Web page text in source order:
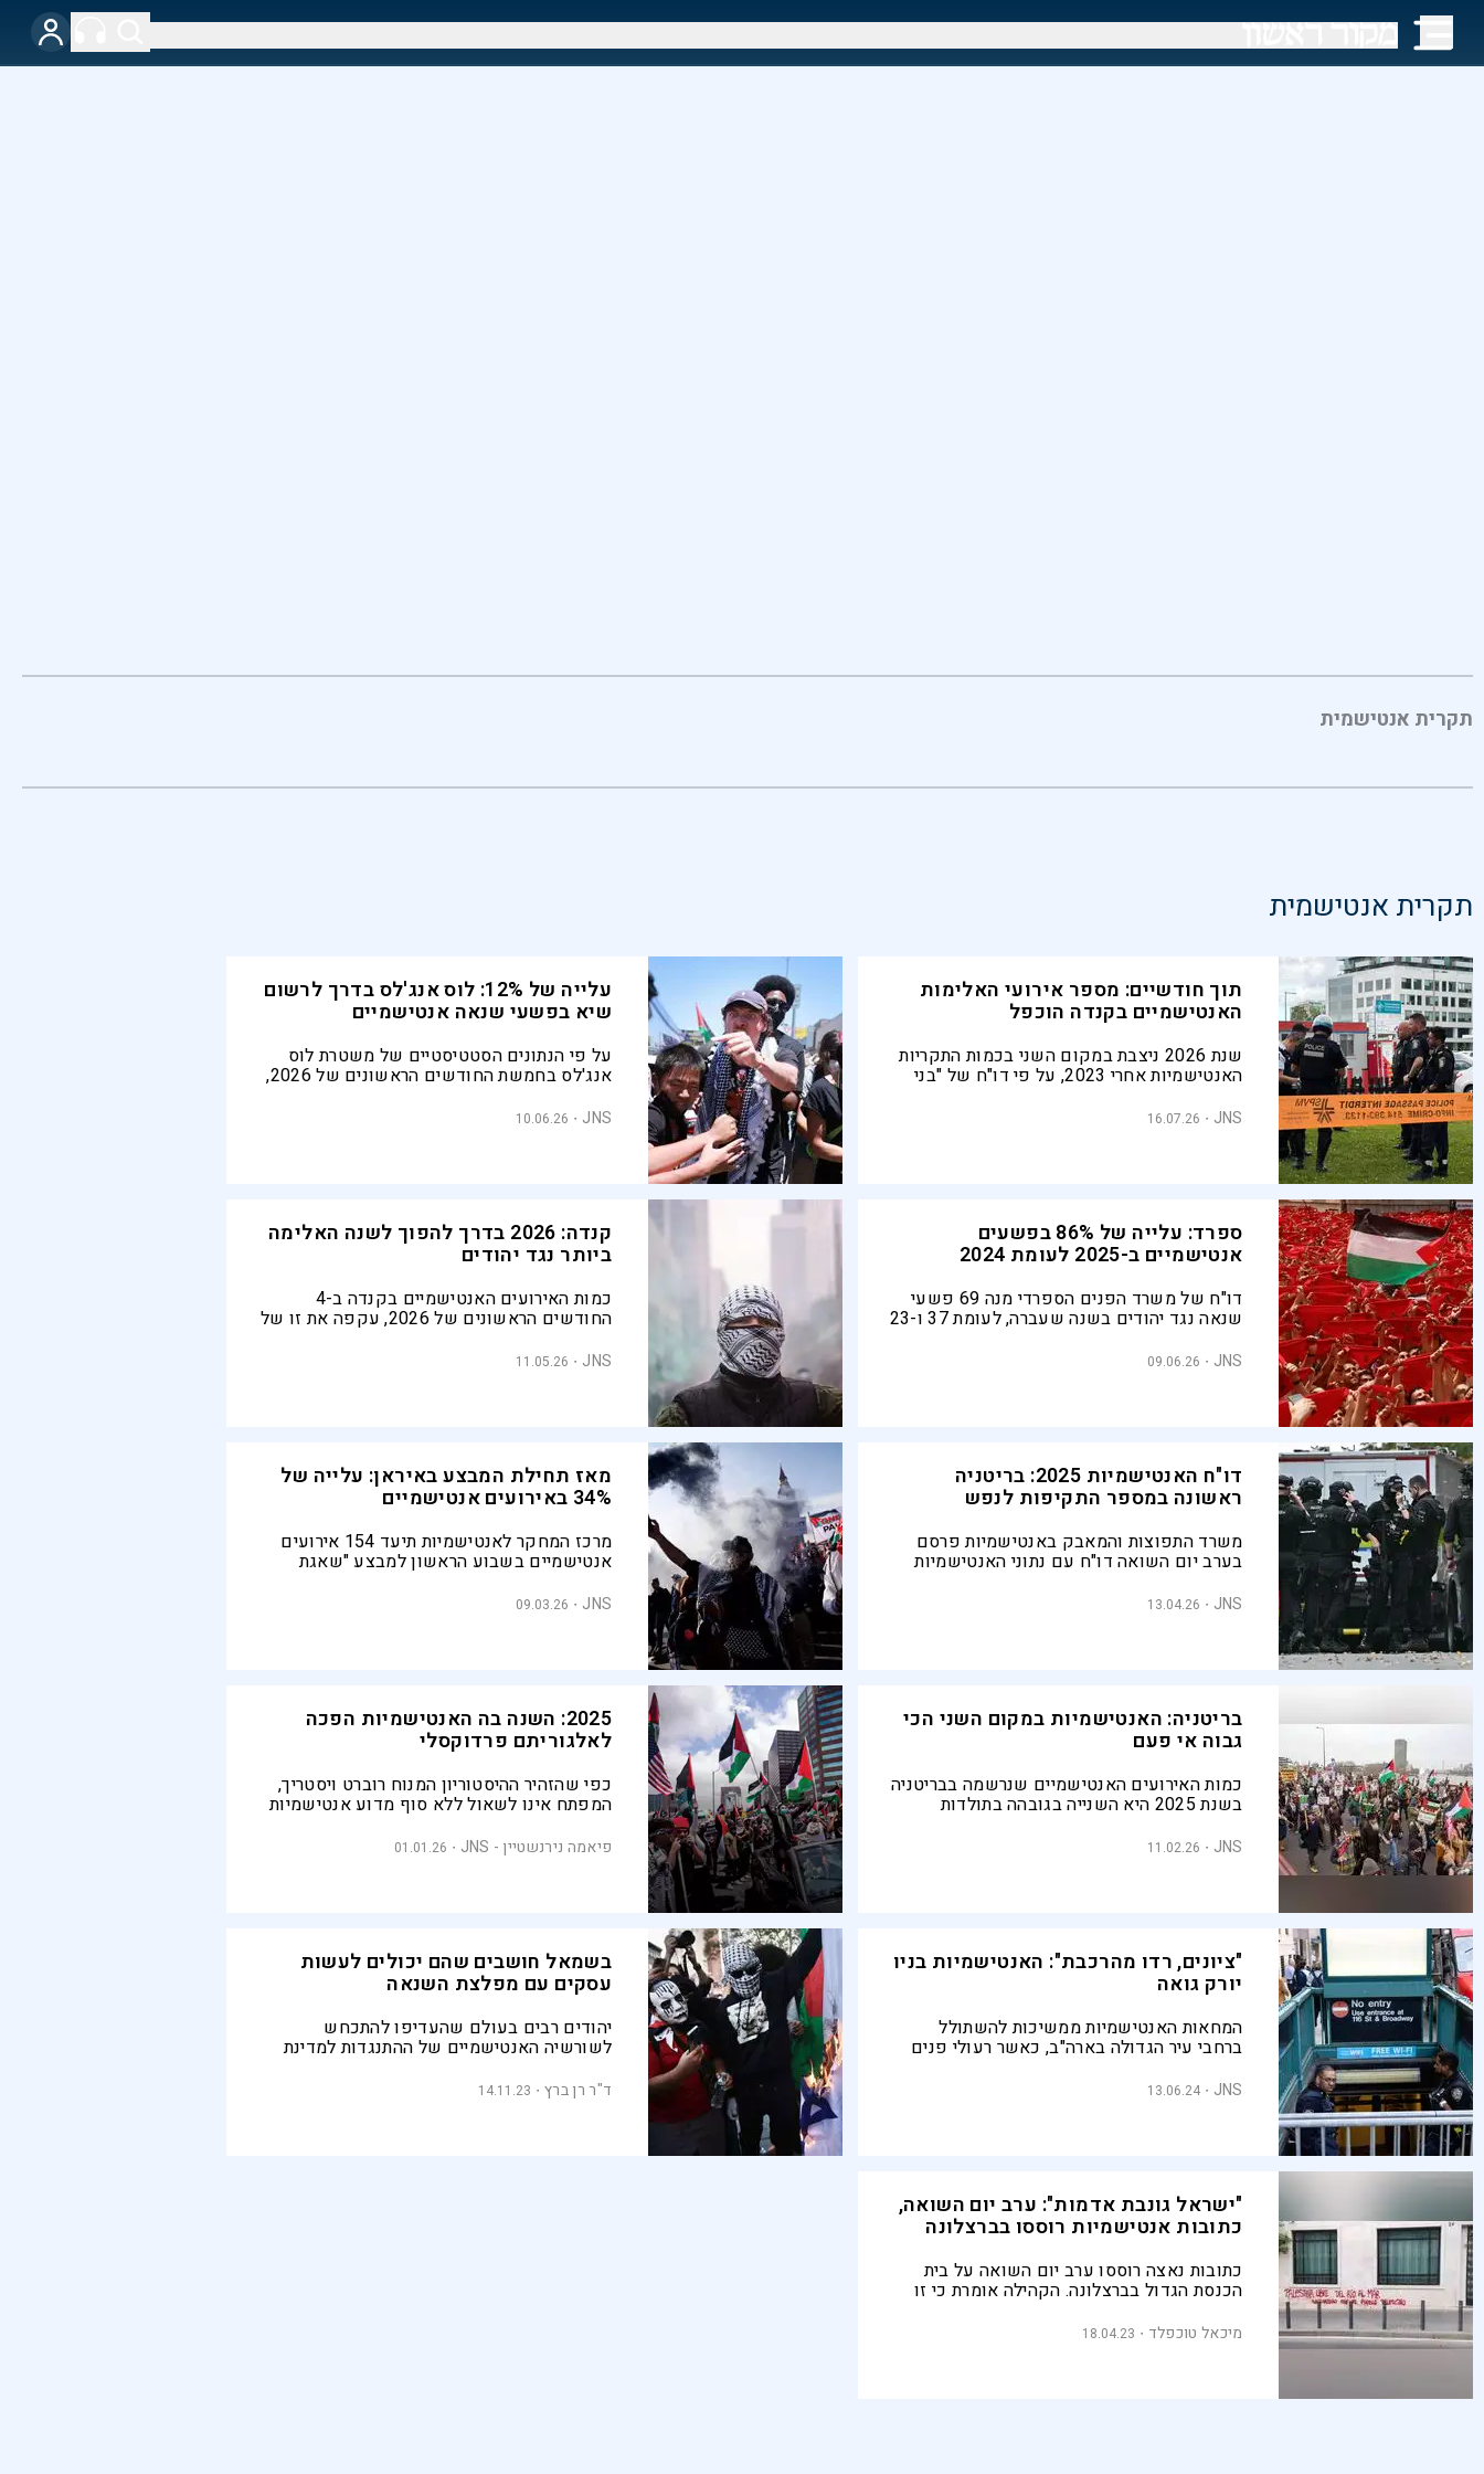
תקרית אנטישמית
תקרית אנטישמית
תוך חודשיים: מספר אירועי האלימות
האנטישמיים בקנדה הוכפל
שנת 2026 ניצבת במקום השני בכמות התקריות
האנטישמיות אחרי 2023, על פי דו"ח של "בני
שנאה, הופכות לממוקדות יותר, חצופות יותר
JNS
16.07.26
עלייה של 12%: לוס אנג'לס בדרך לרשום
שיא בפשעי שנאה אנטישמיים
על פי הנתונים הסטטיסטיים של משטרת לוס
אנג'לס בחמשת החודשים הראשונים של 2026,
אנטישמיים מדי חודש, מצביעים על כך שהעיר
JNS
10.06.26
ספרד: עלייה של 86% בפשעים
אנטישמיים ב-2025 לעומת 2024
דו"ח של משרד הפנים הספרדי מנה 69 פשעי
שנאה נגד יהודים בשנה שעברה, לעומת 37 ו-23
בדו"ח נמוכים משמעותית מאלה שפורסמו על
JNS
09.06.26
קנדה: 2026 בדרך להפוך לשנה האלימה
ביותר נגד יהודים
כמות האירועים האנטישמיים בקנדה ב-4
החודשים הראשונים של 2026, עקפה את זו של
וקראו לרשויות להקים כוח משימה לאומי
JNS
11.05.26
דו"ח האנטישמיות 2025: בריטניה
ראשונה במספר התקיפות לנפש
משרד התפוצות והמאבק באנטישמיות פרסם
בערב יום השואה דו"ח עם נתוני האנטישמיות
כמות התקיפות לנפש. בארה"ב נרשם המספר
JNS
13.04.26
מאז תחילת המבצע באיראן: עלייה של
34% באירועים אנטישמיים
מרכז המחקר לאנטישמיות תיעד 154 אירועים
אנטישמיים בשבוע הראשון למבצע "שאגת
קונספירציה המאשימות את ישראל או יהודים
JNS
09.03.26
בריטניה: האנטישמיות במקום השני הכי
גבוה אי פעם
כמות האירועים האנטישמיים שנרשמה בבריטניה
בשנת 2025 היא השנייה בגובהה בתולדות
JNS
11.02.26
2025: השנה בה האנטישמיות הפכה
לאלגוריתם פרדוקסלי
כפי שהזהיר ההיסטוריון המנוח רוברט ויסטריך,
המפתח אינו לשאול ללא סוף מדוע אנטישמיות
הפכה לאלגוריתם של ממש - אך כזה שגם טומן
בחובו פרדוקס שימנע שואה נוספת
פיאמה נירנשטיין - JNS 01.01.26
"ציונים, רדו מהרכבת": האנטישמיות בניו
יורק גואה
המחאות האנטישמיות ממשיכות להשתולל
ברחבי עיר הגדולה בארה"ב, כאשר רעולי פנים
ההזדמנות שלכם לרדת". באירוע אחר, פורעים
JNS
13.06.24
בשמאל חושבים שהם יכולים לעשות
עסקים עם מפלצת השנאה
יהודים רבים בעולם שהעדיפו להתכחש
לשורשיה האנטישמיים של ההתנגדות למדינת
חלק מהארוחה
ד"ר רן ברץ 14.11.23
"ישראל גונבת אדמות": ערב יום השואה,
כתובות אנטישמיות רוססו בברצלונה
כתובות נאצה רוססו ערב יום השואה על בית
הכנסת הגדול בברצלונה. הקהילה אומרת כי זו
את הקשרים עם ישראל. נשיא ועידת רבני
מיכאל טוכפלד 18.04.23